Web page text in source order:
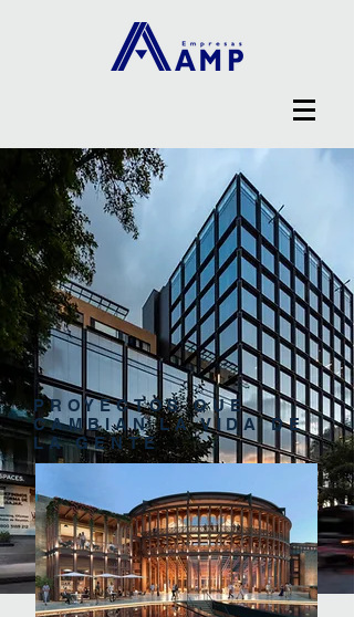
PROYECTOS QUE
CAMBIAN LA VIDA DE
LA GENTE